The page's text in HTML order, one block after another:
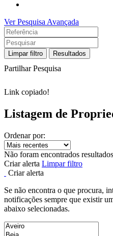
Ver Pesquisa Avançada
Limpar filtro Resultados
Partilhar Pesquisa
Link copiado!
Listagem de
Ordenar por:
Não foram encontrados
Criar alerta Limpar filtro
Criar alerta
Se não encontra o que procura,
notificações sempre que existir
abaixo selecionadas.